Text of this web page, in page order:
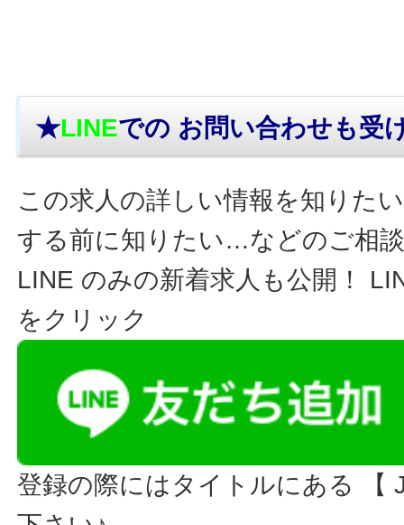
★LINEでの お問い合わせも受
この求人の詳しい情報を知りた
する前に知りたい…などのご相
LINE のみの新着求人も公開！
をクリック
登録の際にはタイトルにある 【